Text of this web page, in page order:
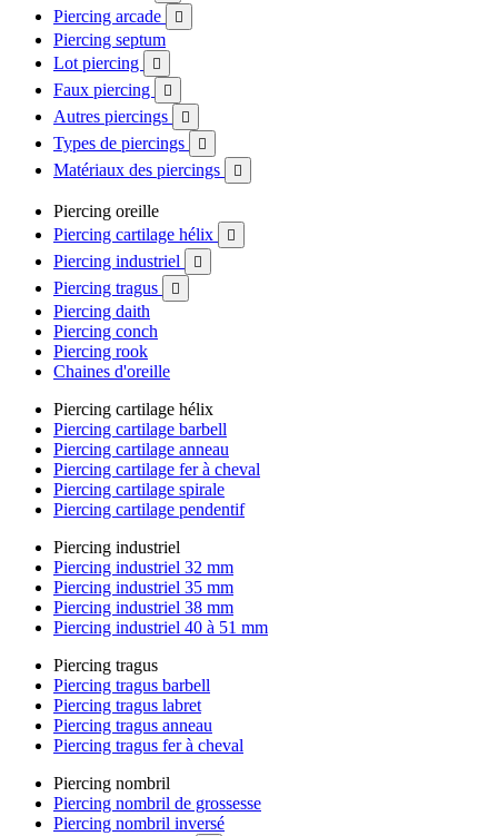
Piercing arcade 
Piercing septum
Lot piercing

Faux piercing 
Autres piercings 
Types de piercings 
Matériaux des piercings 
Piercing oreille
Piercing cartilage hélix

Piercing industriel 
Piercing tragus 
Piercing daith
Piercing conch
Piercing rook
Chaines d'oreille
Piercing cartilage hélix
Piercing cartilage barbell
Piercing cartilage anneau
Piercing cartilage fer à cheval
Piercing cartilage spirale
Piercing cartilage pendentif
Piercing industriel
Piercing industriel 32 mm
Piercing industriel 35 mm
Piercing industriel 38 mm
Piercing industriel 40 à 51 mm
Piercing tragus
Piercing tragus barbell
Piercing tragus labret
Piercing tragus anneau
Piercing tragus fer à cheval
Piercing nombril
Piercing nombril de grossesse
Piercing nombril inversé